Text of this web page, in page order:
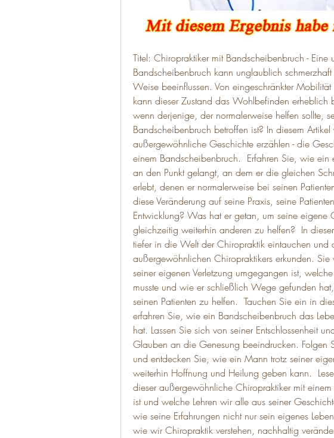
Titel: Chiropraktiker mit Bandscheibenbruch - Eine
Bandscheibenbruch kann unglaublich
Weise beeinflussen. Von eingeschränkter
kann dieser Zustand das Wohlbefinden erheblich
wenn derjenige, der normalerweise helfen sollte,
Bandscheibenbruch betroffen ist? In diesem
außergewöhnliche Geschichte erzählen - die
einem Bandscheibenbruch.  Erfahren Sie, wie ein
an den Punkt gelangt, an dem er die gleichen
erlebt, denen er normalerweise bei seinen
diese Veränderung auf seine Praxis, seine
Entwicklung? Was hat er getan, um seine eigene
gleichzeitig weiterhin anderen zu helfen?  In
tiefer in die Welt der Chiropraktik eintauchen und
außergewöhnlichen Chiropraktikers erkunden.
seiner eigenen Verletzung umgegangen ist,
musste und wie er schließlich Wege gefunden
seinen Patienten zu helfen.  Tauchen Sie ein in
erfahren Sie, wie ein Bandscheibenbruch das
hat. Lassen Sie sich von seiner Entschlossenheit
Glauben an die Genesung beeindrucken. Folgen
und entdecken Sie, wie ein Mann trotz seiner
weiterhin Hoffnung und Heilung geben kann.
dieser außergewöhnliche Chiropraktiker mit
ist und welche Lehren wir alle aus seiner
wie seine Erfahrungen nicht nur sein eigenes
wie wir Chiropraktik verstehen, nachhaltig